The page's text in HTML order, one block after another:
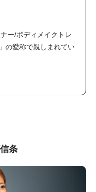
ー/ボディメイクトレ
の愛称で親しまれてい
条